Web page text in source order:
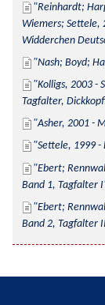
Reinhardt;
Wiemers; Settele,
Widderchen
Nash; Boyd;
Kolligs, 2003 -
Tagfalter,
Asher, 2001 -
Settele, 1999 -
Ebert;
Band 1, Tagfalter I
Ebert;
Band 2, Tagfalter II